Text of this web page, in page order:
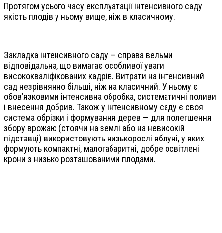
Протягом усього часу експлуатації інтенсивного саду
якість плодів у ньому вище, ніж в класичному.
Закладка інтенсивного саду — справа вельми
відповідальна, що вимагає особливої уваги і
висококваліфікованих кадрів. Витрати на інтенсивний
сад незрівнянно більші, ніж на класичний. У ньому є
обов’язковими інтенсивна обробка, систематичні поливи
і внесення добрив. Також у інтенсивному саду є своя
система обрізки і формування дерев — для полегшення
збору врожаю (стоячи на землі або на невисокій
підставці) використовують низькорослі яблуні, у яких
формують компактні, малогабаритні, добре освітлені
крони з низько розташованими плодами.